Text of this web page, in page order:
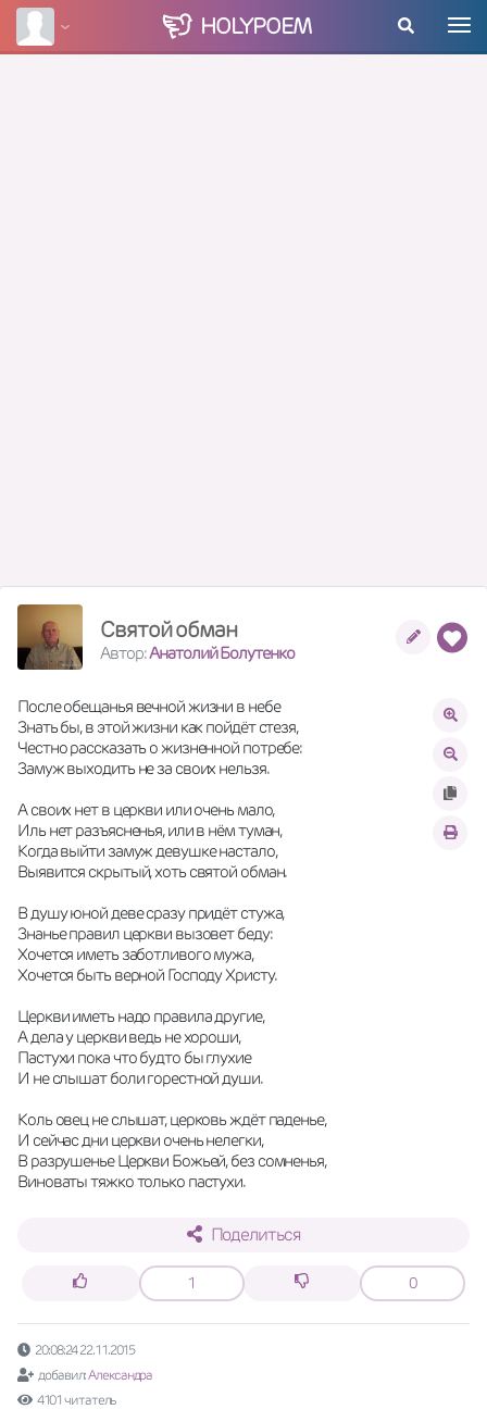
HOLYPOEM
Святой обман
Автор:Анатолий Болутенко
После обещанья вечной жизни в небе
Знать бы, в этой жизни как пойдёт стезя,
Честно рассказать о жизненной потребе:
Замуж выходить не за своих нельзя.
А своих нет в церкви или очень мало,
Иль нет разъясненья, или в нём туман,
Когда выйти замуж девушке настало,
Выявится скрытый, хоть святой обман.
В душу юной деве сразу придёт стужа,
Знанье правил церкви вызовет беду:
Хочется иметь заботливого мужа,
Хочется быть верной Господу Христу.
Церкви иметь надо правила другие,
А дела у церкви ведь не хороши,
Пастухи пока что будто бы глухие
И не слышат боли горестной души.
Коль овец не слышат, церковь ждёт паденье,
И сейчас дни церкви очень нелегки,
В разрушенье Церкви Божьей, без сомненья,
Виноваты тяжко только пастухи.
Поделиться
1 0
20:08:24 22.11.2015
добавил:Александра
4101 читатель